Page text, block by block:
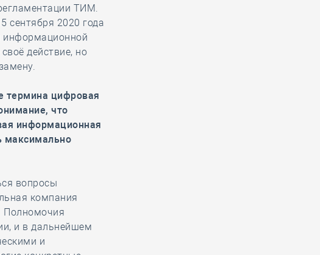
ТИМ.
сентября 2020 года
информационной
действие, но
термина цифровая
что
информационная
максимально
вопросы
компания
Полномочия
и в дальнейшем
и